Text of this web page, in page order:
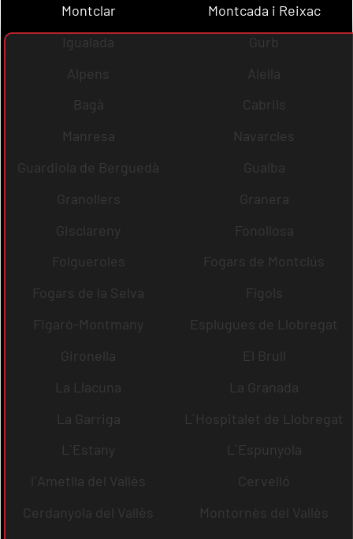
Montclar
Montcada i Reixac
Igualada
Gurb
Alpens
Alella
Bagà
Cabrils
Manresa
Navarcles
Guardiola de Berguedà
Gualba
Granollers
Granera
Gisclareny
Fonollosa
Folgueroles
Fogars de Montclús
Fogars de la Selva
Fígols
Figaró-Montmany
Esplugues de Llobregat
Gironella
El Brull
La Llacuna
La Granada
La Garriga
L´Hospitalet de Llobregat
L´Estany
L´Espunyola
l´Ametlla del Vallès
Cervelló
Cerdanyola del Vallès
Montornès del Vallès